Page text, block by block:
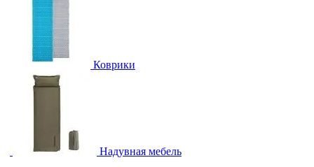
Коврики
Надувная мебель